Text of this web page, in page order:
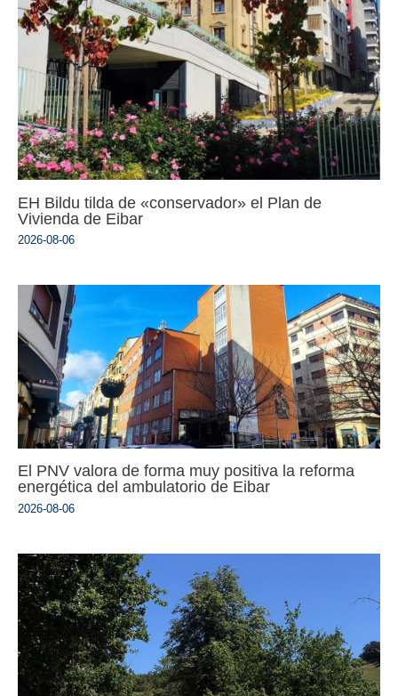
EH Bildu tilda de «conservador» el Plan de
Vivienda de Eibar
2026-08-06
El PNV valora de forma muy positiva la reforma
energética del ambulatorio de Eibar
2026-08-06